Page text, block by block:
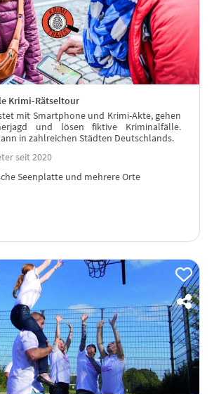
Krimi-Rätseltour
mit Smartphone und Krimi-Akte, gehen
und lösen fiktive Kriminalfälle.
in zahlreichen Städten Deutschlands.
seit 2020
Seenplatte und mehrere Orte